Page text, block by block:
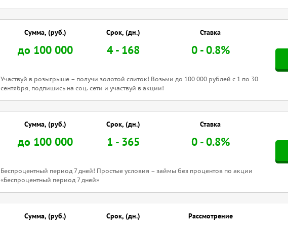
Сумма, (руб.)
до 100 000
Срок, (дн.)
4 - 168
Ставка
0 - 0.8%
Участвуй в розыгрыше – получи золотой слиток! Возьми до 100 000 рублей с 1 по 30
сентября, подпишись на соц. сети и участвуй в акции!
Сумма, (руб.)
до 100 000
Срок, (дн.)
1 - 365
Ставка
0 - 0.8%
Беспроцентный период 7 дней! Простые условия – займы без процентов по акции
«Беспроцентный период 7 дней»
Сумма, (руб.) Срок, (дн.) Рассмотрение